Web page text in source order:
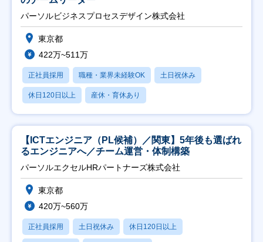
パーソルビジネスプロセスデザイン株式会社
東京都
422万~511万
正社員採用 職種・業界未経験OK 土日祝休み
休日120日以上 産休・育休あり
【ICTエンジニア（PL候補）／関東】5年後も選ばれ
るエンジニアへ／チーム運営・体制構築
パーソルエクセルHRパートナーズ株式会社
東京都
420万~560万
正社員採用 土日祝休み 休日120日以上